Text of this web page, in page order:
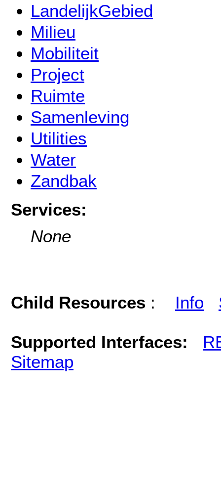
LandelijkGebied
Milieu
Mobiliteit
Project
Ruimte
Samenleving
Utilities
Water
Zandbak
Services:
None
Child Resources : Info
Supported Interfaces:
Sitemap